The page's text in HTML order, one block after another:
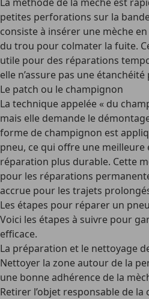
petites perforations sur la
consiste à insérer une mèche
du trou pour colmater la fuite.
utile pour des réparations
elle n’assure pas une
Le patch ou le champignon
La technique appelée « du
mais elle demande le
forme de champignon est
pneu, ce qui offre une meilleure
réparation plus durable. Cette
pour les réparations
accrue pour les trajets
Les étapes pour réparer un
Voici les étapes à suivre pour
efficace.
La préparation et le nettoyage
Nettoyer la zoneautour de la
une bonne adhérence de la
Retirer l’objet responsable de la